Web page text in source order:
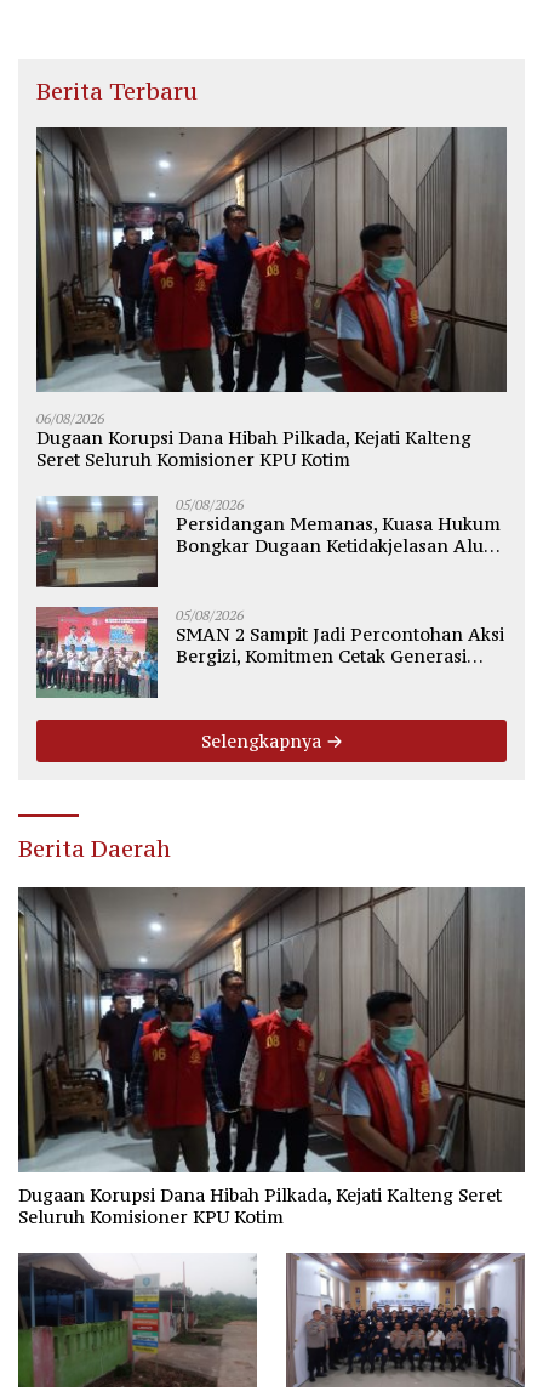
Berita Terbaru
06/08/2026
Dugaan Korupsi Dana Hibah Pilkada, Kejati Kalteng
Seret Seluruh Komisioner KPU Kotim
05/08/2026
Persidangan Memanas, Kuasa Hukum
Bongkar Dugaan Ketidakjelasan Alur
05/08/2026
SMAN 2 Sampit Jadi Percontohan Aksi
Bergizi, Komitmen Cetak Generasi
Selengkapnya
Berita Daerah
Dugaan Korupsi Dana Hibah Pilkada, Kejati Kalteng Seret
Seluruh Komisioner KPU Kotim